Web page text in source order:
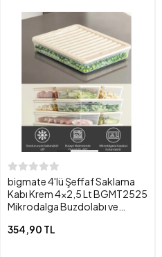
bigmate 4'lü Şeffaf Saklama
Kabı Krem 4x2,5 Lt BGMT2525
Mikrodalga Buzdolabı ve
354,90 TL